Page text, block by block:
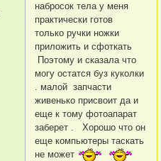
набросок тела у меня
практически готов
только ручки ножки
приложить и сфоткать
Поэтому и сказала что
могу остатся буз куколки
. малой запчасти
живенько присвоит да и
еще к тому фотоапарат
заберет . Хорошо что он
еще компьютеры таскать
не может